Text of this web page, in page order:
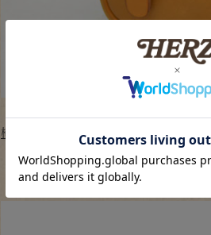
横型ランドセル・玉縫い (R-50-A)